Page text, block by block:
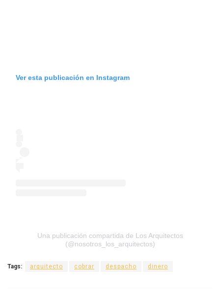
Ver esta publicación en Instagram
Una publicación compartida de Los Arquitectos
(@nosotros_los_arquitectos)
Tags: arquitecto cobrar despacho dinero